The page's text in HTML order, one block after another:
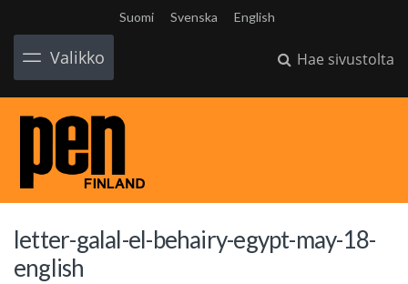
Suomi Svenska English
Valikko Hae sivustolta
letter-galal-el-behairy-egypt-may-18-
english